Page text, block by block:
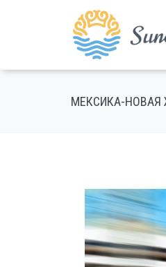
МЕКСИКА-НОВАЯ